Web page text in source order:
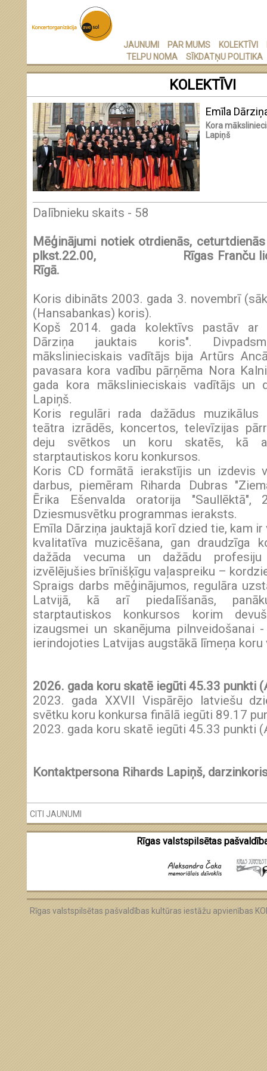
JAUNUMI PAR MUMS KOLEKTĪVI
TELPU NOMA
SĪKDATŅU POLITIKA
KOLEKTĪVI
Emīla
Kora
Lapiņš
Dalībnieku skaits - 58
Mēģinājumi notiek otrdienās,
plkst.22.00, Rīgas Franču
Rīgā.
Koris dibināts 2003. gada 3. novembrī
(Hansabankas) koris).
Kopš 2014. gada kolektīvs pastāv ar
Dārziņa jauktais koris".
mākslinieciskais vadītājs bija Artūrs
pavasara kora vadību pārņēma Nora
gada kora mākslinieciskais vadītājs un
Lapiņš.
Koris regulāri rada dažādus muzikālus
teātra izrādēs, koncertos, televīzijas
deju svētkos un koru skatēs, kā
starptautiskos koru konkursos.
Koris CD formātā ierakstījis un izdevis
darbus, piemēram Riharda Dubras
Ērika Ešenvalda oratorija "Saullēktā",
Dziesmusvētku programmas ieraksts.
Emīla Dārziņa jauktajā korī dzied tie, kam
kvalitatīva muzicēšana, gan draudzīga
dažāda vecuma un dažādu
izvēlējušies brīnišķīgu vaļaspreiku –
Spraigs darbs mēģinājumos, regulāra
Latvijā, kā arī piedalīšanās,
starptautiskos konkursos korim
izaugsmei un skanējuma pilnveidošanai
ierindojoties Latvijas augstākā līmeņa koru
2026. gada koru skatē iegūti 45.33 punkti
2023. gada XXVII Vispārējo latviešu
svētku koru konkursa finālā iegūti 89.17
2023. gada koru skatē iegūti 45.33 punkti
Kontaktpersona Rihards Lapiņš,
CITI JAUNUMI
Rīgas valstspilsētas
Rīgas valstspilsētas pašvaldības kultūras iestāžu apvienības